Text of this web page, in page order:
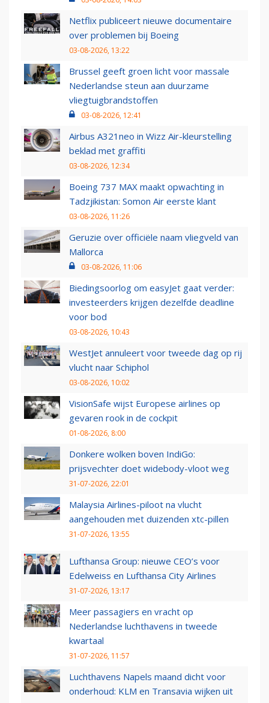
Netflix publiceert nieuwe documentaire
over problemen bij Boeing
03-08-2026, 13:22
Brussel geeft groen licht voor massale
Nederlandse steun aan duurzame
vliegtuigbrandstoffen
03-08-2026, 12:41
Airbus A321neo in Wizz Air-kleurstelling
beklad met graffiti
03-08-2026, 12:34
Boeing 737 MAX maakt opwachting in
Tadzjikistan: Somon Air eerste klant
03-08-2026, 11:26
Geruzie over officiële naam vliegveld van
Mallorca
03-08-2026, 11:06
Biedingsoorlog om easyJet gaat verder:
investeerders krijgen dezelfde deadline
voor bod
03-08-2026, 10:43
WestJet annuleert voor tweede dag op rij
vlucht naar Schiphol
03-08-2026, 10:02
VisionSafe wijst Europese airlines op
gevaren rook in de cockpit
01-08-2026, 8:00
Donkere wolken boven IndiGo:
prijsvechter doet widebody-vloot weg
31-07-2026, 22:01
Malaysia Airlines-piloot na vlucht
aangehouden met duizenden xtc-pillen
31-07-2026, 13:55
Lufthansa Group: nieuwe CEO’s voor
Edelweiss en Lufthansa City Airlines
31-07-2026, 13:17
Meer passagiers en vracht op
Nederlandse luchthavens in tweede
kwartaal
31-07-2026, 11:57
Luchthavens Napels maand dicht voor
onderhoud: KLM en Transavia wijken uit